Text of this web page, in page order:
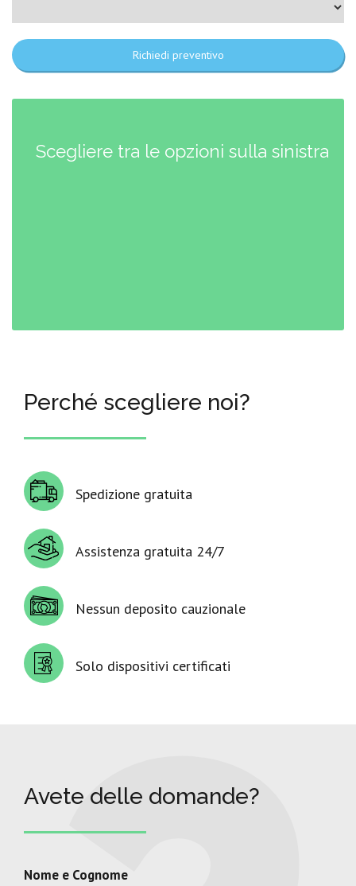
Richiedi preventivo
Scegliere tra le opzioni sulla sinistra
Perché scegliere noi?
Spedizione gratuita
Assistenza gratuita 24/7
Nessun deposito cauzionale
Solo dispositivi certificati
Avete delle domande?
Nome e Cognome